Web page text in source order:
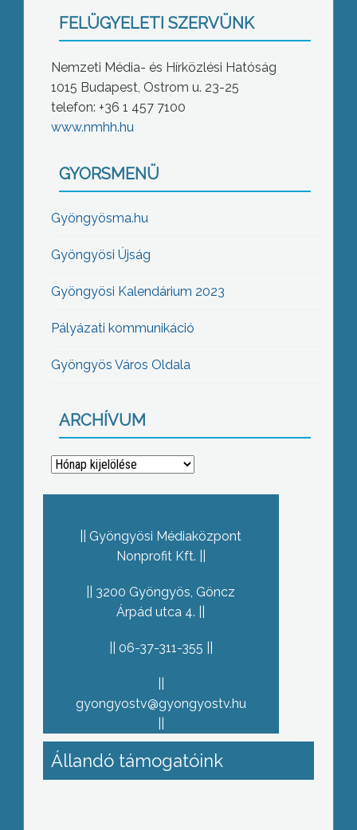
FELÜGYELETI SZERVÜNK
Nemzeti Média- és Hírközlési Hatóság
1015 Budapest, Ostrom u. 23-25
telefon: +36 1 457 7100
www.nmhh.hu
GYORSMENÜ
Gyöngyösma.hu
Gyöngyösi Újság
Gyöngyösi Kalendárium 2023
Pályázati kommunikáció
Gyöngyös Város Oldala
ARCHÍVUM
Archívum
Gyöngyösi Médiaközpont
Nonprofit Kft.
3200 Gyöngyös, Göncz
Árpád utca 4.
06-37-311-355
gyongyostv@gyongyostv.hu
Állandó támogatóink